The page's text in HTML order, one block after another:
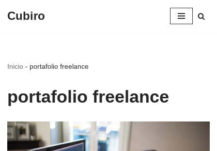
Cubiro
Inicio - portafolio freelance
portafolio freelance